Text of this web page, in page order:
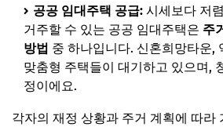
공공 임대주택 공급: 시세보다 저
거주할 수 있는 공공 임대주택은 주
방법 중 하나입니다. 신혼희망타운,
맞춤형 주택들이 대기하고 있으며,
정이에요.
각자의 재정 상황과 주거 계획에 따라